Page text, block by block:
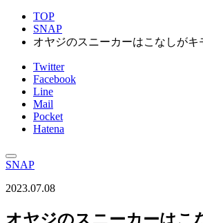
TOP
SNAP
オヤジのスニーカーはこなしがキ
Twitter
Facebook
Line
Mail
Pocket
Hatena
SNAP
2023.07.08